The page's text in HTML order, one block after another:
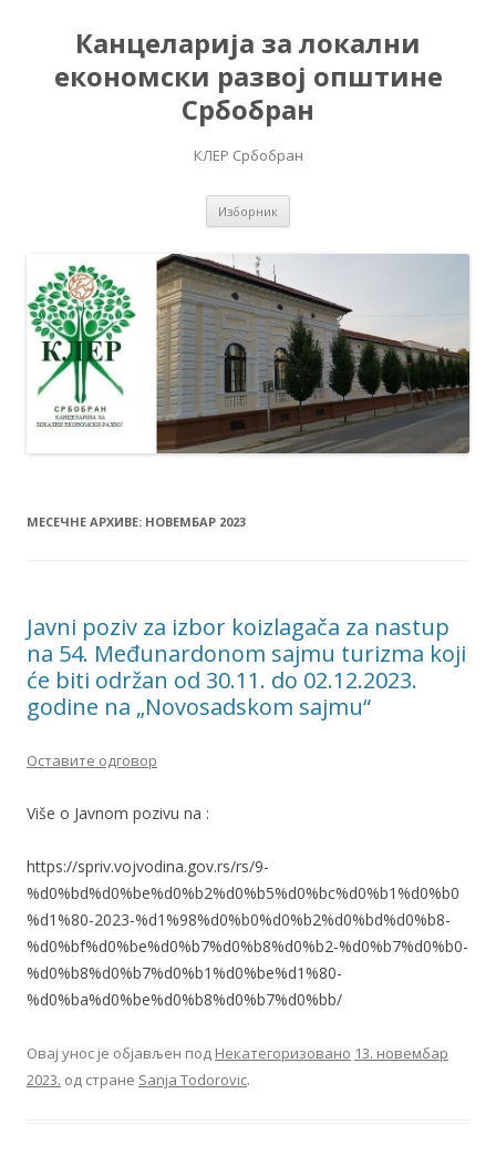
Канцеларија за локални
економски развој општине
Србобран
КЛЕР Србобран
Изборник
МЕСЕЧНЕ АРХИВЕ: НОВЕМБАР 2023
Javni poziv za izbor koizlagača za nastup
na 54. Međunardonom sajmu turizma koji
će biti održan od 30.11. do 02.12.2023.
godine na „Novosadskom sajmu“
Оставите одговор
Više o Javnom pozivu na :
https://spriv.vojvodina.gov.rs/rs/9-
%d0%bd%d0%be%d0%b2%d0%b5%d0%bc%d0%b1%d0%b0
%d1%80-2023-%d1%98%d0%b0%d0%b2%d0%bd%d0%b8-
%d0%bf%d0%be%d0%b7%d0%b8%d0%b2-%d0%b7%d0%b0-
%d0%b8%d0%b7%d0%b1%d0%be%d1%80-
%d0%ba%d0%be%d0%b8%d0%b7%d0%bb/
Овај унос је објављен под Некатегоризовано 13. новембар
2023. од стране Sanja Todorovic.